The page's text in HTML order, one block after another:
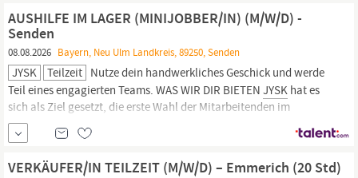
AUSHILFE IM LAGER (MINIJOBBER/IN) (M/W/D) -
Senden
08.08.2026 Bayern, Neu Ulm Landkreis, 89250, Senden
JYSK Teilzeit Nutze dein handwerkliches Geschick und werde
Teil eines engagierten Teams. WAS WIR DIR BIETEN JYSK hat es
sich als Ziel gesetzt, die erste Wahl der Mitarbeitenden im
Einzelhandel zu sein. Jetzt hast du die Chance, ein Teil davon zu
werden und zusammen mit uns an diesem großen Ziel zu
arbeiten!
ist ein dynamisches Unternehmen mit...
VERKÄUFER/IN TEILZEIT (M/W/D) – Emmerich (20 Std)